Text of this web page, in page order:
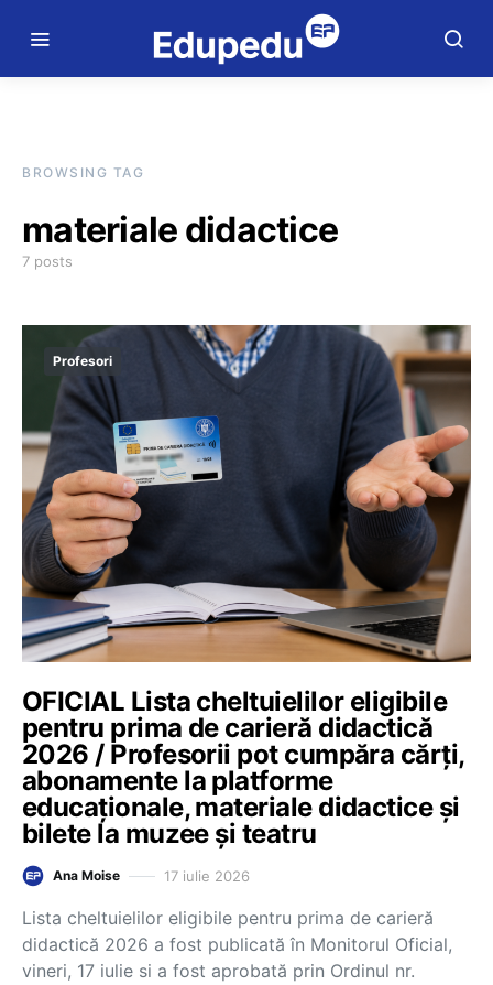
BROWSING TAG
materiale didactice
7 posts
Profesori
OFICIAL Lista cheltuielilor eligibile
pentru prima de carieră didactică
2026 / Profesorii pot cumpăra cărți,
abonamente la platforme
educaționale, materiale didactice și
bilete la muzee și teatru
Ana Moise 17 iulie 2026
Lista cheltuielilor eligibile pentru prima de carieră
didactică 2026 a fost publicată în Monitorul Oficial,
vineri, 17 iulie si a fost aprobată prin Ordinul nr.